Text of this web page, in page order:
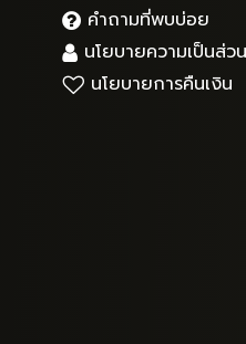
คำถามที่พบบ่อย
นโยบายความเป็นส่ว
นโยบายการคืนเงิน